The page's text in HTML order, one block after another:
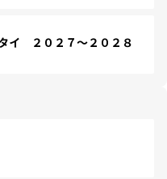
２０２７～２０２８